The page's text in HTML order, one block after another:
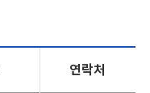
연락처